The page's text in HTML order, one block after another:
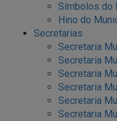
Símbolos do
Hino do
Secretarias
Secretaria
Secretaria
Secretaria
Secretaria
Secretaria
Secretaria